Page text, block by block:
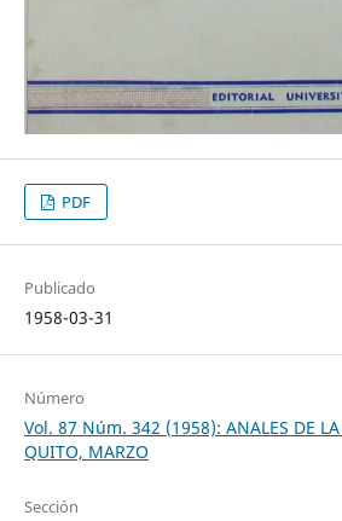
PDF
Publicado
1958-03-31
Número
Vol. 87 Núm. 342 (1958): ANALES DE
QUITO, MARZO
Sección